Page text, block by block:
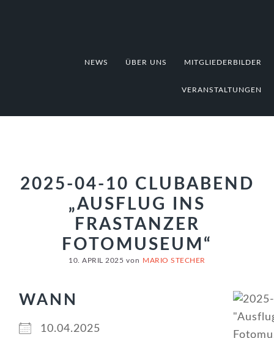
NEWS ÜBER UNS MITGLIEDERBILDER
VERANSTALTUNGEN
2025-04-10 CLUBABEND
„AUSFLUG INS
FRASTANZER
FOTOMUSEUM“
10. APRIL 2025 von MARIO STECHER
WANN
10.04.2025